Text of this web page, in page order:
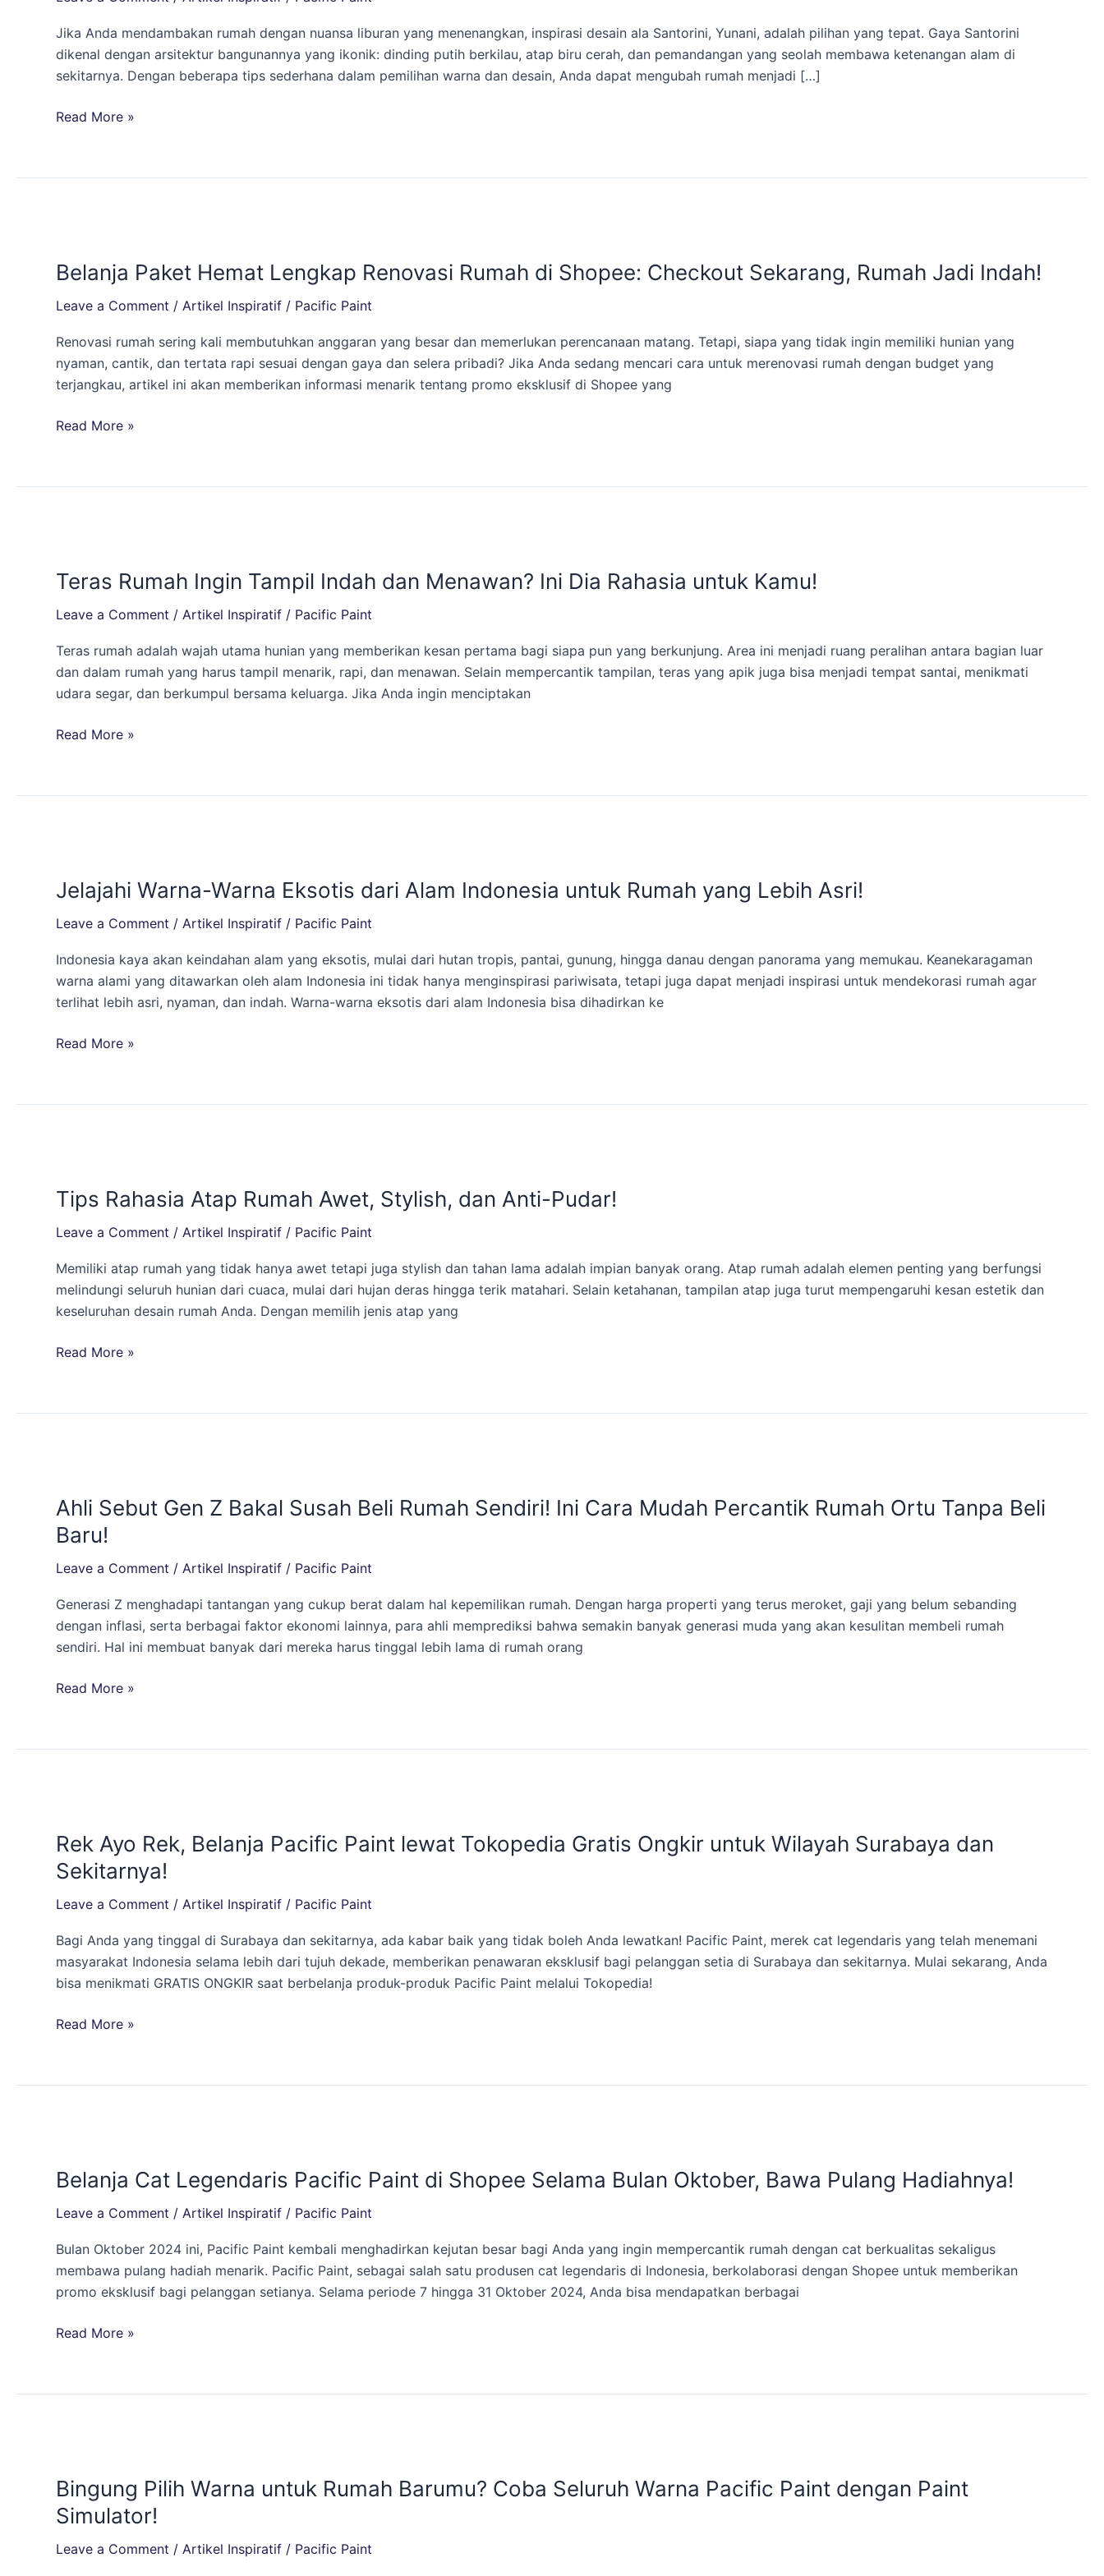
Jika Anda mendambakan rumah dengan nuansa liburan yang menenangkan, inspirasi desain ala Santorini, Yunani, adalah pilihan yang tepat. Gaya Santorini
dikenal dengan arsitektur bangunannya yang ikonik: dinding putih berkilau, atap biru cerah, dan pemandangan yang seolah membawa ketenangan alam di
sekitarnya. Dengan beberapa tips sederhana dalam pemilihan warna dan desain, Anda dapat mengubah rumah menjadi […]
Rumah:
Inspirasi
Warna
dan
Ala
Read More »
Belanja Paket Hemat Lengkap Renovasi Rumah di Shopee: Checkout Sekarang, Rumah Jadi Indah!
Leave a Comment / Artikel Inspiratif / Pacific Paint
Renovasi rumah sering kali membutuhkan anggaran yang besar dan memerlukan perencanaan matang. Tetapi, siapa yang tidak ingin memiliki hunian yang
nyaman, cantik, dan tertata rapi sesuai dengan gaya dan selera pribadi? Jika Anda sedang mencari cara untuk merenovasi rumah dengan budget yang
terjangkau, artikel ini akan memberikan informasi menarik tentang promo eksklusif di Shopee yang
Hemat
Renovasi
Rumah
Shopee:
Checkout
Sekarang,
Indah!
Read More »
Teras Rumah Ingin Tampil Indah dan Menawan? Ini Dia Rahasia untuk Kamu!
Leave a Comment / Artikel Inspiratif / Pacific Paint
Teras rumah adalah wajah utama hunian yang memberikan kesan pertama bagi siapa pun yang berkunjung. Area ini menjadi ruang peralihan antara bagian luar
dan dalam rumah yang harus tampil menarik, rapi, dan menawan. Selain mempercantik tampilan, teras yang apik juga bisa menjadi tempat santai, menikmati
udara segar, dan berkumpul bersama keluarga. Jika Anda ingin menciptakan
Ingin
Indah
dan
Menawan?
Rahasia
Read More »
Jelajahi Warna-Warna Eksotis dari Alam Indonesia untuk Rumah yang Lebih Asri!
Leave a Comment / Artikel Inspiratif / Pacific Paint
Indonesia kaya akan keindahan alam yang eksotis, mulai dari hutan tropis, pantai, gunung, hingga danau dengan panorama yang memukau. Keanekaragaman
warna alami yang ditawarkan oleh alam Indonesia ini tidak hanya menginspirasi pariwisata, tetapi juga dapat menjadi inspirasi untuk mendekorasi rumah agar
terlihat lebih asri, nyaman, dan indah. Warna-warna eksotis dari alam Indonesia bisa dihadirkan ke
Warna
dari
Alam
Indonesia
untuk
yang
Read More »
Tips Rahasia Atap Rumah Awet, Stylish, dan Anti-Pudar!
Leave a Comment / Artikel Inspiratif / Pacific Paint
Memiliki atap rumah yang tidak hanya awet tetapi juga stylish dan tahan lama adalah impian banyak orang. Atap rumah adalah elemen penting yang berfungsi
melindungi seluruh hunian dari cuaca, mulai dari hujan deras hingga terik matahari. Selain ketahanan, tampilan atap juga turut mempengaruhi kesan estetik dan
keseluruhan desain rumah Anda. Dengan memilih jenis atap yang
Atap
Awet,
Stylish,
dan
Anti-
Read More »
Ahli Sebut Gen Z Bakal Susah Beli Rumah Sendiri! Ini Cara Mudah Percantik Rumah Ortu Tanpa Beli
Baru!
Leave a Comment / Artikel Inspiratif / Pacific Paint
Generasi Z menghadapi tantangan yang cukup berat dalam hal kepemilikan rumah. Dengan harga properti yang terus meroket, gaji yang belum sebanding
dengan inflasi, serta berbagai faktor ekonomi lainnya, para ahli memprediksi bahwa semakin banyak generasi muda yang akan kesulitan membeli rumah
sendiri. Hal ini membuat banyak dari mereka harus tinggal lebih lama di rumah orang
Gen
Z
Bakal
Susah
Rumah
Sendiri!
Ini
Mudah
Read More »
Rek Ayo Rek, Belanja Pacific Paint lewat Tokopedia Gratis Ongkir untuk Wilayah Surabaya dan
Sekitarnya!
Leave a Comment / Artikel Inspiratif / Pacific Paint
Bagi Anda yang tinggal di Surabaya dan sekitarnya, ada kabar baik yang tidak boleh Anda lewatkan! Pacific Paint, merek cat legendaris yang telah menemani
masyarakat Indonesia selama lebih dari tujuh dekade, memberikan penawaran eksklusif bagi pelanggan setia di Surabaya dan sekitarnya. Mulai sekarang, Anda
bisa menikmati GRATIS ONGKIR saat berbelanja produk-produk Pacific Paint melalui Tokopedia!
Rek,
Belanja
Pacific
Paint
Tokopedia
Gratis
Ongkir
Wilayah
Read More »
Belanja Cat Legendaris Pacific Paint di Shopee Selama Bulan Oktober, Bawa Pulang Hadiahnya!
Leave a Comment / Artikel Inspiratif / Pacific Paint
Bulan Oktober 2024 ini, Pacific Paint kembali menghadirkan kejutan besar bagi Anda yang ingin mempercantik rumah dengan cat berkualitas sekaligus
membawa pulang hadiah menarik. Pacific Paint, sebagai salah satu produsen cat legendaris di Indonesia, berkolaborasi dengan Shopee untuk memberikan
promo eksklusif bagi pelanggan setianya. Selama periode 7 hingga 31 Oktober 2024, Anda bisa mendapatkan berbagai
Legendaris
Paint
di
Shopee
Bulan
Oktober,
Hadiahnya!
Read More »
Bingung Pilih Warna untuk Rumah Barumu? Coba Seluruh Warna Pacific Paint dengan Paint
Simulator!
Leave a Comment / Artikel Inspiratif / Pacific Paint
Warna
untuk
Rumah
Barumu?